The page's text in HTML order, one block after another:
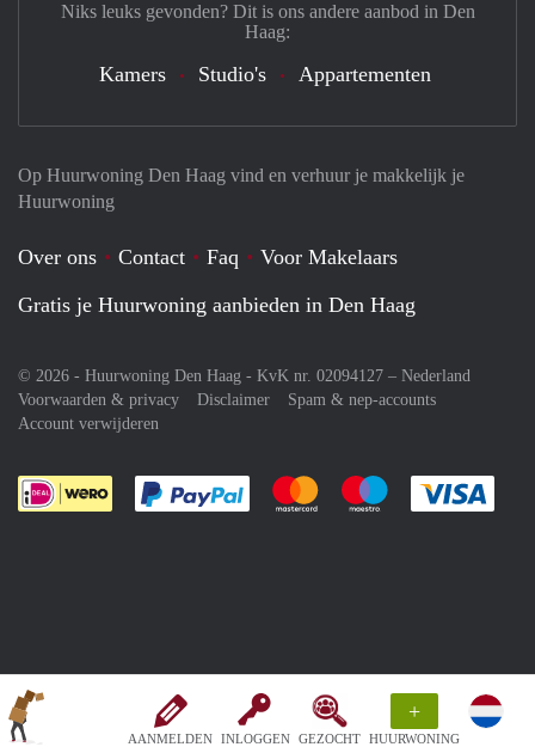
AANMELDEN INLOGGEN GEZOCHT
+
HUURWONING
Op Huurwoning Den Haag vind en verhuur je makkelijk je
Huurwoning
Over ons Contact Faq
Voor Makelaars
Gratis je Huurwoning aanbieden in Den Haag
© 2026 - Huurwoning Den Haag - KvK nr. 02094127 – Nederland
Voorwaarden & privacy
Disclaimer
Spam & nep-accounts
Account verwijderen
Je rekent gemakkelijk af met Paypal
Je rekent gemakkelijk af met
Je rekent
Niks leuks gevonden? Dit is ons andere aanbod in Den
Haag:
Kamers Studio's Appartementen